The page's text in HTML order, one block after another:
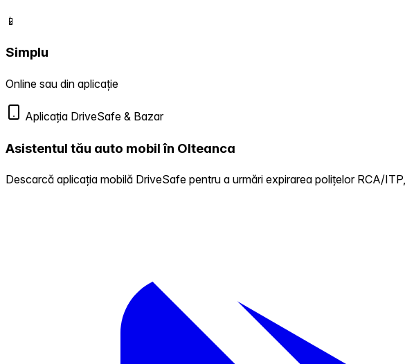
📱
Simplu
Online sau din aplicație
Aplicația DriveSafe & Bazar
Asistentul tău auto mobil în Olteanca
Descarcă aplicația mobilă DriveSafe pentru a urmări expirarea polițelor RCA/